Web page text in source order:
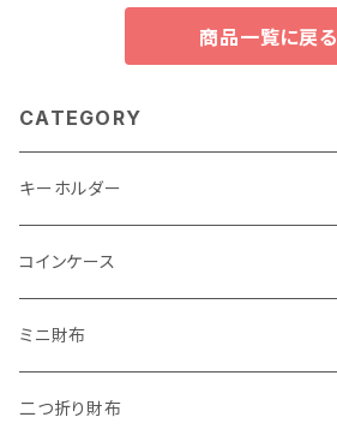
商品一覧に戻る
CATEGORY
キーホルダー
"子供の絵"キーホルダー
"餞別"キーホルダー
"うちの子"ペットキーホルダー
コインケース
ワンタッチコインケース ブライドルレザー
ワンタッチコインケース ブッテーロ
ミニ財布
"Jack"マイクロウォレット(三つ折り式)
二つ折り財布